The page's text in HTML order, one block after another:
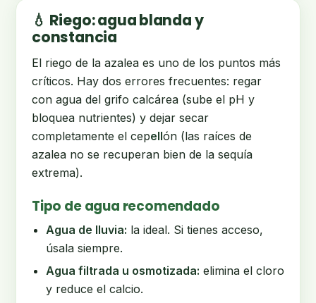
💧 Riego: agua blanda y
constancia
El riego de la azalea es uno de los puntos más
críticos. Hay dos errores frecuentes: regar
con agua del grifo calcárea (sube el pH y
bloquea nutrientes) y dejar secar
completamente el cepellón (las raíces de
azalea no se recuperan bien de la sequía
extrema).
Tipo de agua recomendado
Agua de lluvia: la ideal. Si tienes acceso,
úsala siempre.
Agua filtrada u osmotizada: elimina el cloro
y reduce el calcio.